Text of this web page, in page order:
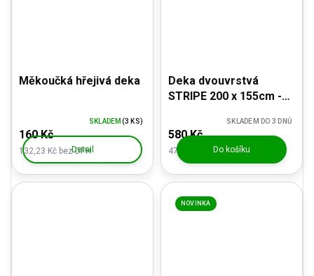
Měkoučká hřejivá deka
132,23 Kč bez DPH
160 Kč
SKLADEM (3 KS)
Detail
Deka dvouvrstvá
STRIPE 200 x 155cm -
479,34 Kč bez DPH
580 Kč
SKLADEM DO 3 DNŮ
Do košíku
NOVINKA